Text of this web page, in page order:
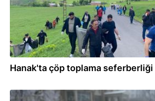
Hanak'ta çöp toplama seferberliği